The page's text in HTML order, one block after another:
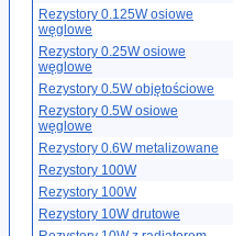
Rezystory 0.125W osiowe
węglowe
Rezystory 0.25W osiowe
węglowe
Rezystory 0.5W objętościowe
Rezystory 0.5W osiowe
węglowe
Rezystory 0.6W metalizowane
Rezystory 100W
Rezystory 100W
Rezystory 10W drutowe